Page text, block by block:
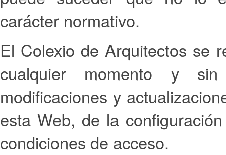
carácter normativo.
El Colexio de Arquitectos se
cualquier momento y
modificaciones y
esta Web, de la
condiciones de acceso.